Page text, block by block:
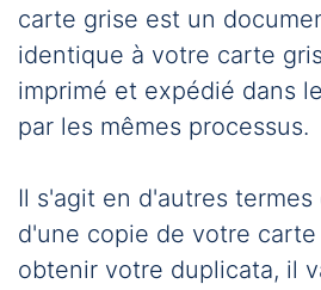
carte grise est un
identique à votre carte
imprimé et expédié dans
par les mêmes processus.
Il s'agit en d'autres
d'une copie de votre carte
obtenir votre duplicata, il